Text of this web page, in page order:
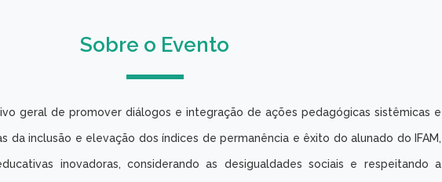
Sobre o Evento
geral de promover diálogos e integração de ações pedagógicas sistêmicas e
da inclusão e elevação dos índices de permanência e êxito do alunado do IFAM,
inovadoras, considerando as desigualdades sociais e respeitando a